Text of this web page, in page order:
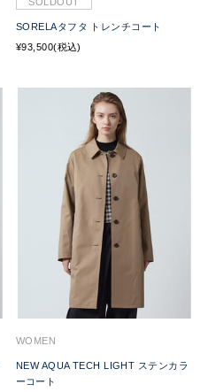
SORELAタフタ トレンチコート
¥93,500(税込)
WOMEN
NEW AQUA TECH LIGHT ステンカラ
ーコート